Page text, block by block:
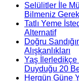
Selülitler İle
Bilmeniz
Tatlı Yeme
Alternatif
Doğru
Alışkanlıkları
Yaş İlerledikçe
Duyduğu 20
Hergün Güne